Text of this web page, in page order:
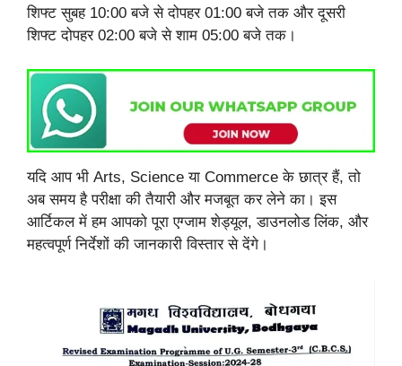
शिफ्ट सुबह 10:00 बजे से दोपहर 01:00 बजे तक और दूसरी
शिफ्ट दोपहर 02:00 बजे से शाम 05:00 बजे तक।
यदि आप भी Arts, Science या Commerce के छात्र हैं, तो
अब समय है परीक्षा की तैयारी और मजबूत कर लेने का। इस
आर्टिकल में हम आपको पूरा एग्जाम शेड्यूल, डाउनलोड लिंक, और
महत्वपूर्ण निर्देशों की जानकारी विस्तार से देंगे।